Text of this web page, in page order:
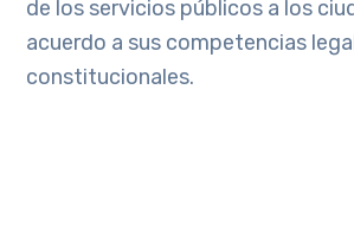
de los servicios públicos a los
acuerdo a sus competencias
constitucionales.